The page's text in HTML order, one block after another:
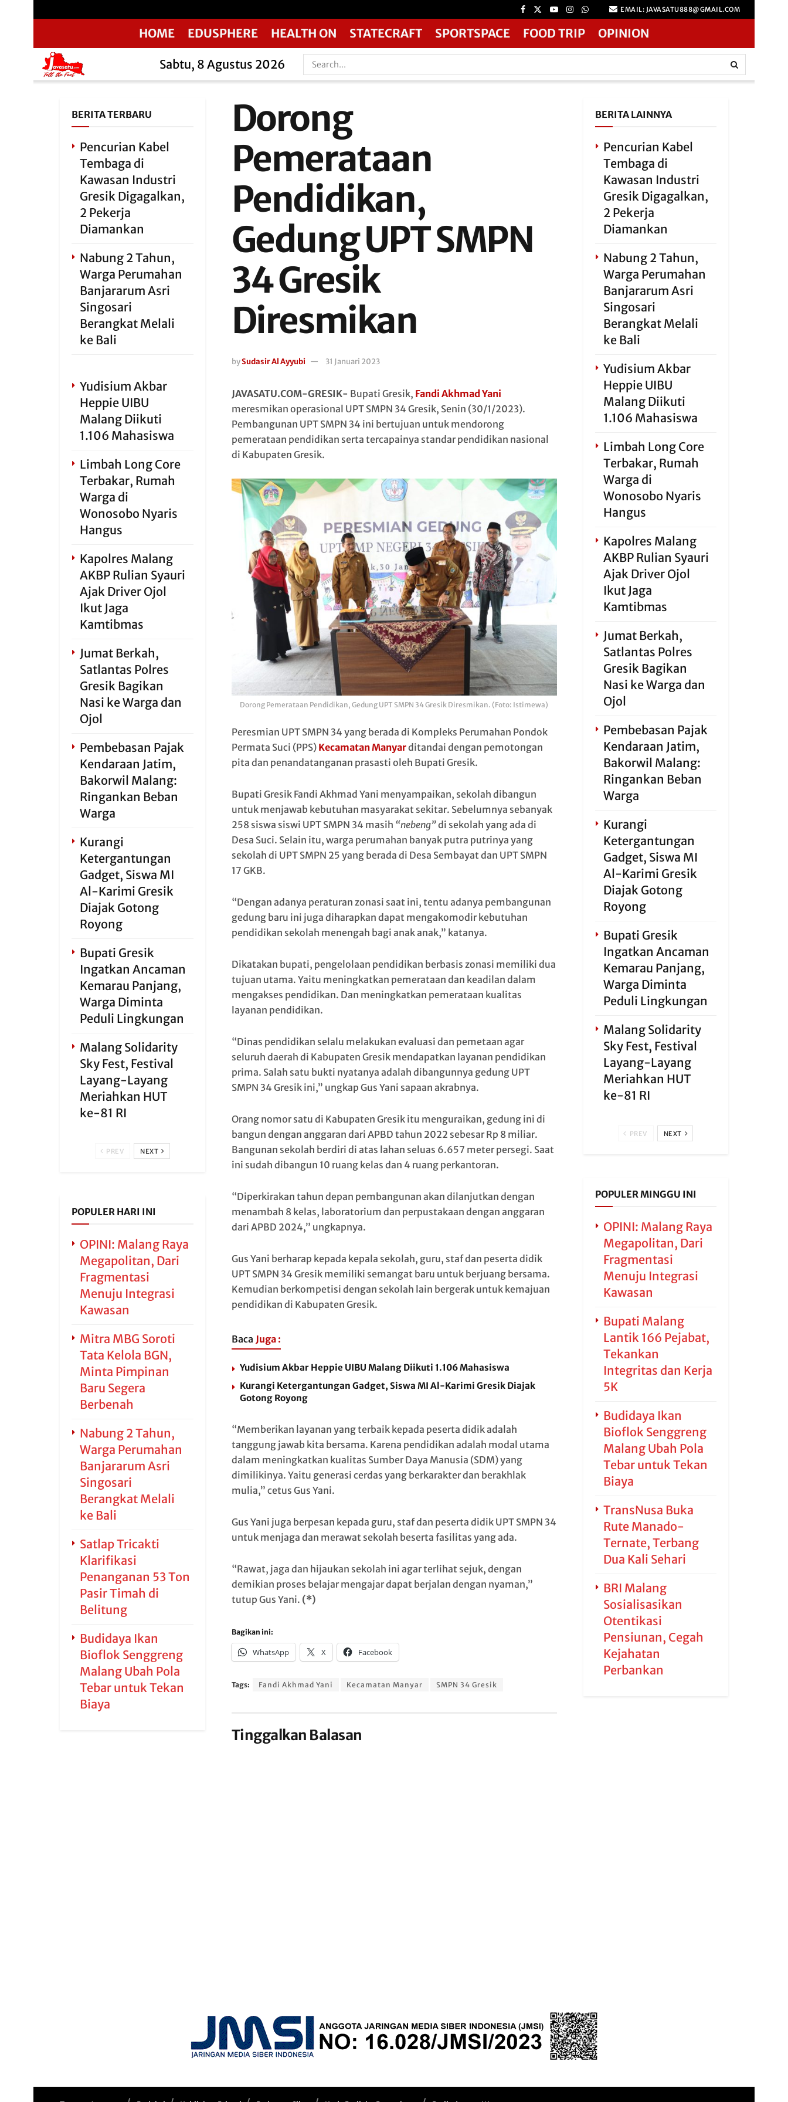
EMAIL: JAVASATU888@GMAIL.COM
HOME EDUSPHERE HEALTH ON STATECRAFT SPORTSPACE FOOD TRIP OPINION
Sabtu, 8 Agustus 2026
Dorong
Pemerataan
Pendidikan,
Gedung UPT SMPN
34 Gresik
Diresmikan
bySudasir Al Ayyubi 31 Januari 2023
JAVASATU.COM-GRESIK- Bupati Gresik, Fandi Akhmad Yani
meresmikan operasional UPT SMPN 34 Gresik, Senin (30/1/2023).
Pembangunan UPT SMPN 34 ini bertujuan untuk mendorong
pemerataan pendidikan serta tercapainya standar pendidikan nasional
di Kabupaten Gresik.
Dorong Pemerataan Pendidikan, Gedung UPT SMPN 34 Gresik Diresmikan. (Foto: Istimewa)
Peresmian UPT SMPN 34 yang berada di Kompleks Perumahan Pondok
Permata Suci (PPS) Kecamatan Manyarditandai dengan pemotongan
pita dan penandatanganan prasasti oleh Bupati Gresik.
Bupati Gresik Fandi Akhmad Yani menyampaikan, sekolah dibangun
untuk menjawab kebutuhan masyarakat sekitar. Sebelumnya sebanyak
258 siswa siswi UPT SMPN 34 masih “nebeng”di sekolah yang ada di
Desa Suci. Selain itu, warga perumahan banyak putra putrinya yang
sekolah di UPT SMPN 25 yang berada di Desa Sembayat dan UPT SMPN
17 GKB.
“Dengan adanya peraturan zonasi saat ini, tentu adanya pembangunan
gedung baru ini juga diharapkan dapat mengakomodir kebutuhan
pendidikan sekolah menengah bagi anak anak,” katanya.
Dikatakan bupati, pengelolaan pendidikan berbasis zonasi memiliki dua
tujuan utama. Yaitu meningkatkan pemerataan dan keadilan dalam
mengakses pendidikan. Dan meningkatkan pemerataan kualitas
layanan pendidikan.
“Dinas pendidikan selalu melakukan evaluasi dan pemetaan agar
seluruh daerah di Kabupaten Gresik mendapatkan layanan pendidikan
prima. Salah satu bukti nyatanya adalah dibangunnya gedung UPT
SMPN 34 Gresik ini,” ungkap Gus Yani sapaan akrabnya.
Orang nomor satu di Kabupaten Gresik itu menguraikan, gedung ini di
bangun dengan anggaran dari APBD tahun 2022 sebesar Rp 8 miliar.
Bangunan sekolah berdiri di atas lahan seluas 6.657 meter persegi. Saat
ini sudah dibangun 10 ruang kelas dan 4 ruang perkantoran.
“Diperkirakan tahun depan pembangunan akan dilanjutkan dengan
menambah 8 kelas, laboratorium dan perpustakaan dengan anggaran
dari APBD 2024,” ungkapnya.
Gus Yani berharap kepada kepala sekolah, guru, staf dan peserta didik
UPT SMPN 34 Gresik memiliki semangat baru untuk berjuang bersama.
Kemudian berkompetisi dengan sekolah lain bergerak untuk kemajuan
pendidikan di Kabupaten Gresik.
Baca Juga :
Yudisium Akbar Heppie UIBU Malang Diikuti 1.106 Mahasiswa
Kurangi Ketergantungan Gadget, Siswa MI Al-Karimi Gresik Diajak
Gotong Royong
“Memberikan layanan yang terbaik kepada peserta didik adalah
tanggung jawab kita bersama. Karena pendidikan adalah modal utama
dalam meningkatkan kualitas Sumber Daya Manusia (SDM) yang
dimilikinya. Yaitu generasi cerdas yang berkarakter dan berakhlak
mulia,” cetus Gus Yani.
Gus Yani juga berpesan kepada guru, staf dan peserta didik UPT SMPN 34
untuk menjaga dan merawat sekolah beserta fasilitas yang ada.
“Rawat, jaga dan hijaukan sekolah ini agar terlihat sejuk, dengan
demikian proses belajar mengajar dapat berjalan dengan nyaman,”
tutup Gus Yani. (*)
Bagikan ini:
WhatsApp X Facebook
Tags: Fandi Akhmad Yani Kecamatan Manyar SMPN 34 Gresik
Tinggalkan Balasan
BERITA TERBARU
Pencurian Kabel
Tembaga di
Kawasan Industri
Gresik Digagalkan,
2 Pekerja
Diamankan
Nabung 2 Tahun,
Warga Perumahan
Banjararum Asri
Singosari
Berangkat Melali
ke Bali
Yudisium Akbar
Heppie UIBU
Malang Diikuti
1.106 Mahasiswa
Limbah Long Core
Terbakar, Rumah
Warga di
Wonosobo Nyaris
Hangus
Kapolres Malang
AKBP Rulian Syauri
Ajak Driver Ojol
Ikut Jaga
Kamtibmas
Jumat Berkah,
Satlantas Polres
Gresik Bagikan
Nasi ke Warga dan
Ojol
Pembebasan Pajak
Kendaraan Jatim,
Bakorwil Malang:
Ringankan Beban
Warga
Kurangi
Ketergantungan
Gadget, Siswa MI
Al-Karimi Gresik
Diajak Gotong
Royong
Bupati Gresik
Ingatkan Ancaman
Kemarau Panjang,
Warga Diminta
Peduli Lingkungan
Malang Solidarity
Sky Fest, Festival
Layang-Layang
Meriahkan HUT
ke-81 RI
PREV NEXT
POPULER HARI INI
OPINI: Malang Raya
Megapolitan, Dari
Fragmentasi
Menuju Integrasi
Kawasan
Mitra MBG Soroti
Tata Kelola BGN,
Minta Pimpinan
Baru Segera
Berbenah
Nabung 2 Tahun,
Warga Perumahan
Banjararum Asri
Singosari
Berangkat Melali
ke Bali
Satlap Tricakti
Klarifikasi
Penanganan 53 Ton
Pasir Timah di
Belitung
Budidaya Ikan
Bioflok Senggreng
Malang Ubah Pola
Tebar untuk Tekan
Biaya
BERITA LAINNYA
Pencurian Kabel
Tembaga di
Kawasan Industri
Gresik Digagalkan,
2 Pekerja
Diamankan
Nabung 2 Tahun,
Warga Perumahan
Banjararum Asri
Singosari
Berangkat Melali
ke Bali
Yudisium Akbar
Heppie UIBU
Malang Diikuti
1.106 Mahasiswa
Limbah Long Core
Terbakar, Rumah
Warga di
Wonosobo Nyaris
Hangus
Kapolres Malang
AKBP Rulian Syauri
Ajak Driver Ojol
Ikut Jaga
Kamtibmas
Jumat Berkah,
Satlantas Polres
Gresik Bagikan
Nasi ke Warga dan
Ojol
Pembebasan Pajak
Kendaraan Jatim,
Bakorwil Malang:
Ringankan Beban
Warga
Kurangi
Ketergantungan
Gadget, Siswa MI
Al-Karimi Gresik
Diajak Gotong
Royong
Bupati Gresik
Ingatkan Ancaman
Kemarau Panjang,
Warga Diminta
Peduli Lingkungan
Malang Solidarity
Sky Fest, Festival
Layang-Layang
Meriahkan HUT
ke-81 RI
PREV NEXT
POPULER MINGGU INI
OPINI: Malang Raya
Megapolitan, Dari
Fragmentasi
Menuju Integrasi
Kawasan
Bupati Malang
Lantik 166 Pejabat,
Tekankan
Integritas dan Kerja
5K
Budidaya Ikan
Bioflok Senggreng
Malang Ubah Pola
Tebar untuk Tekan
Biaya
TransNusa Buka
Rute Manado-
Ternate, Terbang
Dua Kali Sehari
BRI Malang
Sosialisasikan
Otentikasi
Pensiunan, Cegah
Kejahatan
Perbankan